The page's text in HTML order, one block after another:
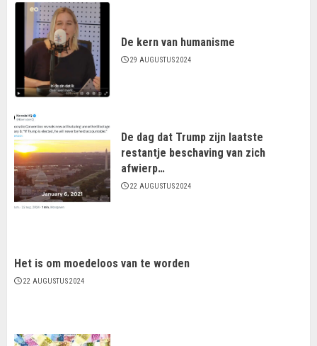
De kern van humanisme
29 AUGUSTUS 2024
De dag dat Trump zijn laatste
restantje beschaving van zich
afwierp…
22 AUGUSTUS 2024
Het is om moedeloos van te worden
22 AUGUSTUS 2024